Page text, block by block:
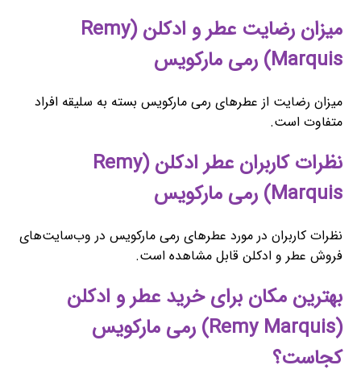
میزان رضایت عطر و ادکلن (Remy
Marquis) رمی مارکویس
میزان رضایت از عطرهای رمی مارکویس بسته به سلیقه افراد
متفاوت است.
نظرات کاربران عطر ادکلن (Remy
Marquis) رمی مارکویس
نظرات کاربران در مورد عطرهای رمی مارکویس در وب‌سایت‌های
فروش عطر و ادکلن قابل مشاهده است.
بهترین مکان برای خرید عطر و ادکلن
(Remy Marquis) رمی مارکویس
کجاست؟